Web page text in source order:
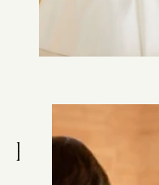
R BE24